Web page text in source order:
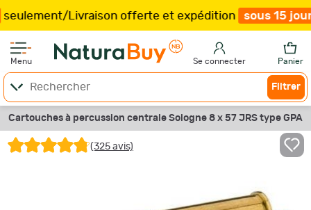
Livraison offerte et expédition sous 15 jours / Plus
Menu Se connecter Panier
Filtrer
Cartouches à percussion centrale Sologne 8 x 57 JRS type GPA
(325 avis)